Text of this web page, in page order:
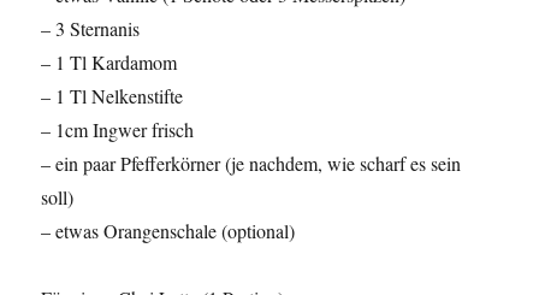
– 3 Sternanis
– 1 Tl Kardamom
– 1 Tl Nelkenstifte
– 1cm Ingwer frisch
– ein paar Pfefferkörner (je nachdem, wie scharf es sein
soll)
– etwas Orangenschale (optional)